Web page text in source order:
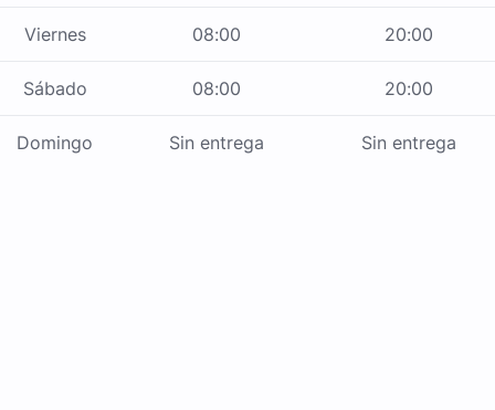
Viernes 08:00 20:00
Sábado 08:00 20:00
Domingo Sin entrega Sin entrega